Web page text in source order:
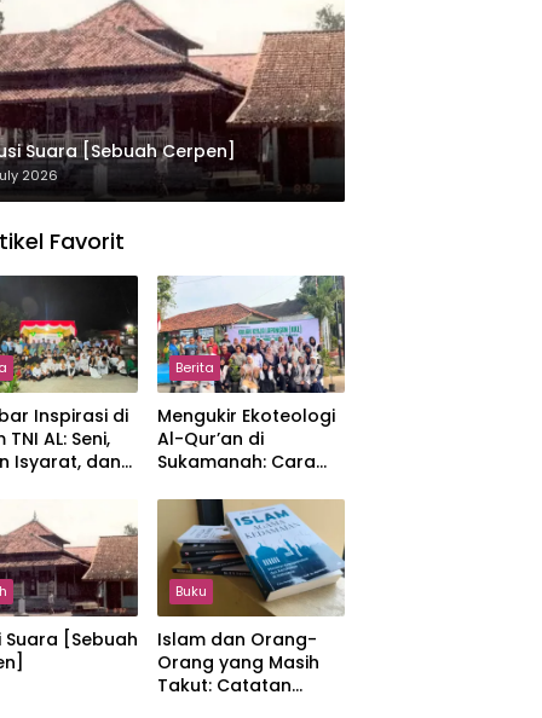
Suara [Sebuah Cerpen]
2026
Favorit
Inspirasi di
TNI AL: Seni,
Isyarat, dan
Berita
Mengukir Ekoteologi
Al-Qur’an di
Sukamanah: Cara
Jakarta Menjaga
Bumi Jonggol
Suara [Sebuah
Buku
Islam dan Orang-
Orang yang Masih
Takut: Catatan